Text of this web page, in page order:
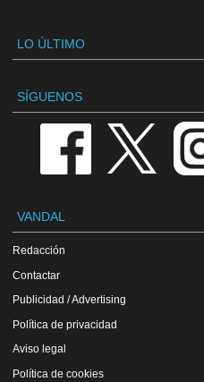
LO ÚLTIMO
SÍGUENOS
VANDAL
Redacción
Contactar
Publicidad / Advertising
Política de privacidad
Aviso legal
Política de cookies